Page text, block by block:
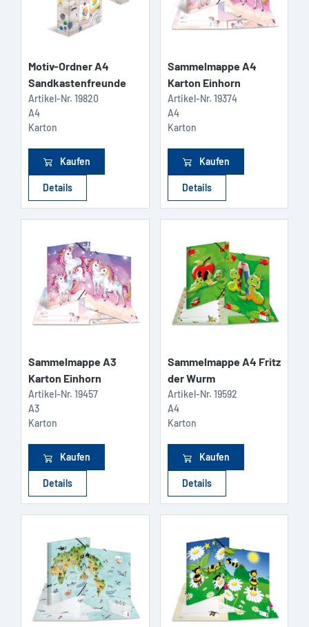
Motiv-Ordner A4
Sandkastenfreunde
Artikel-Nr. 19820
A4
Karton
Kaufen
Details
Sammelmappe A4
Karton Einhorn
Artikel-Nr. 19374
A4
Karton
Kaufen
Details
Sammelmappe A3
Karton Einhorn
Artikel-Nr. 19457
A3
Karton
Kaufen
Details
Sammelmappe A4 Fritz
der Wurm
Artikel-Nr. 19592
A4
Karton
Kaufen
Details